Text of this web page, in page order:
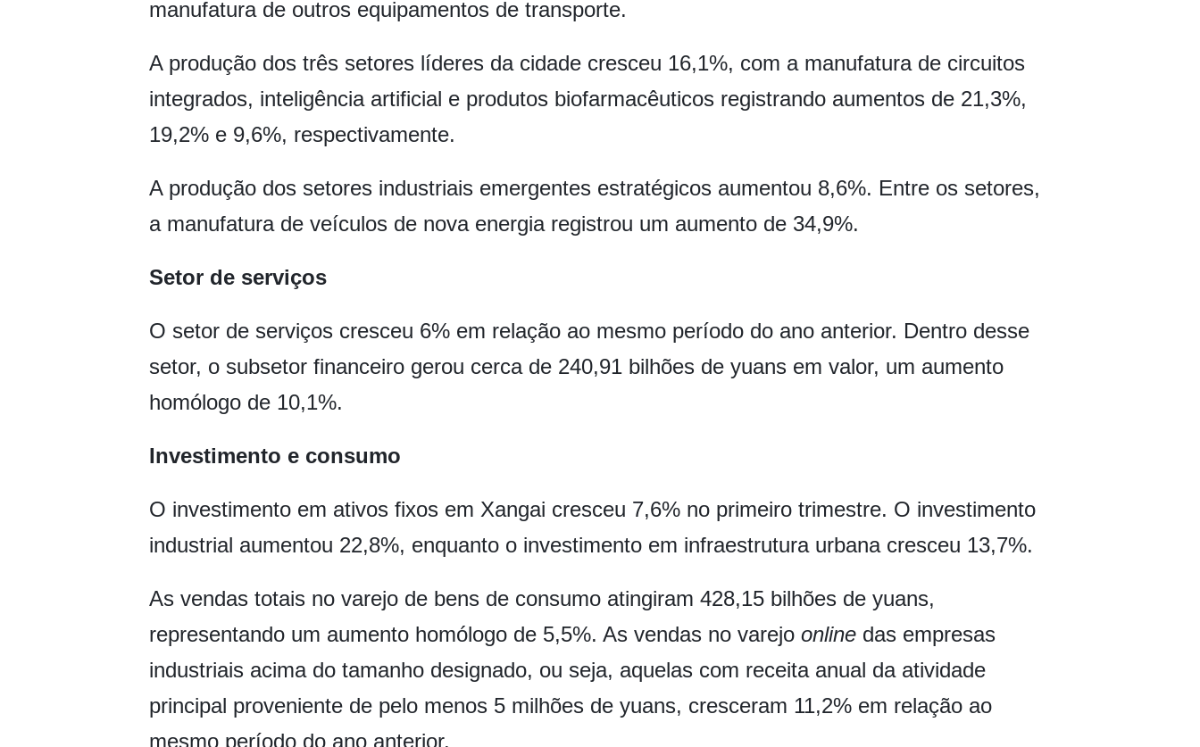
manufatura de outros equipamentos de transporte.
A produção dos três setores líderes da cidade cresceu 16,1%, com a manufatura de circuitos
integrados, inteligência artificial e produtos biofarmacêuticos registrando aumentos de 21,3%,
19,2% e 9,6%, respectivamente.
A produção dos setores industriais emergentes estratégicos aumentou 8,6%. Entre os setores,
a manufatura de veículos de nova energia registrou um aumento de 34,9%.
Setor de serviços
O setor de serviços cresceu 6% em relação ao mesmo período do ano anterior. Dentro desse
setor, o subsetor financeiro gerou cerca de 240,91 bilhões de yuans em valor, um aumento
homólogo de 10,1%.
Investimento e consumo
O investimento em ativos fixos em Xangai cresceu 7,6% no primeiro trimestre. O investimento
industrial aumentou 22,8%, enquanto o investimento em infraestrutura urbana cresceu 13,7%.
As vendas totais no varejo de bens de consumo atingiram 428,15 bilhões de yuans,
representando um aumento homólogo de 5,5%. As vendas no varejo online das empresas
industriais acima do tamanho designado, ou seja, aquelas com receita anual da atividade
principal proveniente de pelo menos 5 milhões de yuans, cresceram 11,2% em relação ao
mesmo período do ano anterior.